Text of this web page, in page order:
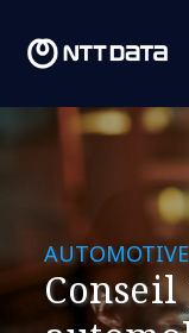
AUTOMOTIVE